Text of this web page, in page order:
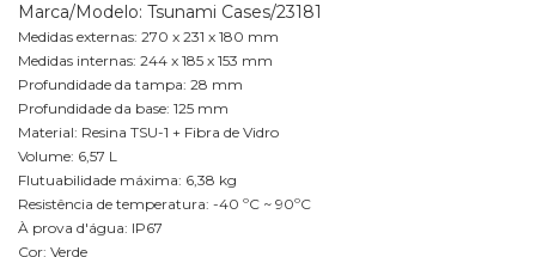
Marca/Modelo: Tsunami Cases/23181
Medidas externas: 270 x 231 x 180 mm
Medidas internas: 244 x 185 x 153 mm
Profundidade da tampa: 28 mm
Profundidade da base: 125 mm
Material: Resina TSU-1 + Fibra de Vidro
Volume: 6,57 L
Flutuabilidade máxima: 6,38 kg
Resistência de temperatura: -40 ºC ~ 90ºC
À prova d'água: IP67
Cor: Verde